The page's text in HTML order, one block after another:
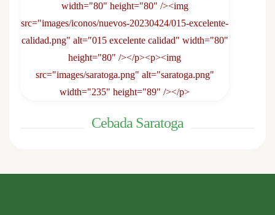
Cebada Saratoga